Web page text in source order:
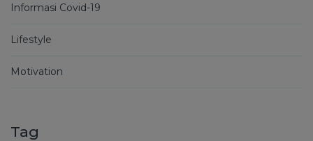
Informasi Covid-19
Lifestyle
Motivation
Tag